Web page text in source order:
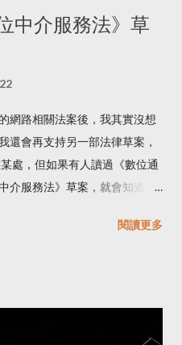
中介服務法》草
網路相關法案後，我其實沒想
還會再支持另一部法律草案，
處，但如果有人讀過《數位通
介服務法》草案，就會知道這
際網路治理多方利害關係人機
閱讀更多